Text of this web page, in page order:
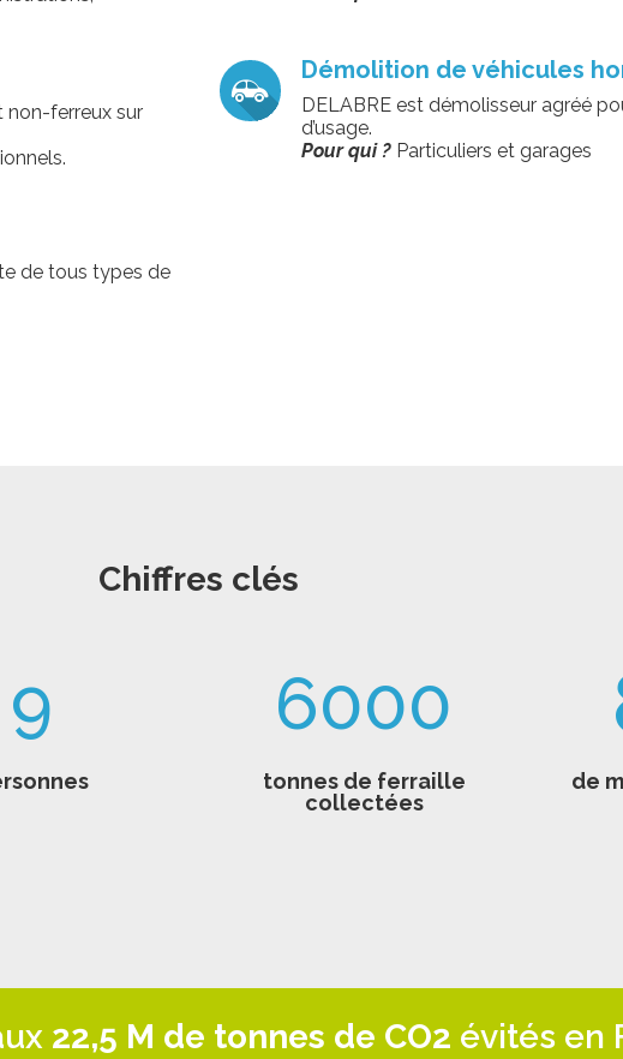
non-ferreux sur
de tous types de
Démolition de véhicules
DELABRE est démolisseur agréé
d’usage.
Pour qui ? Particuliers et garages
Chiffres clés
9 6000
tonnes de ferraille
collectées
de
22,5 M de tonnes de CO2 évités en